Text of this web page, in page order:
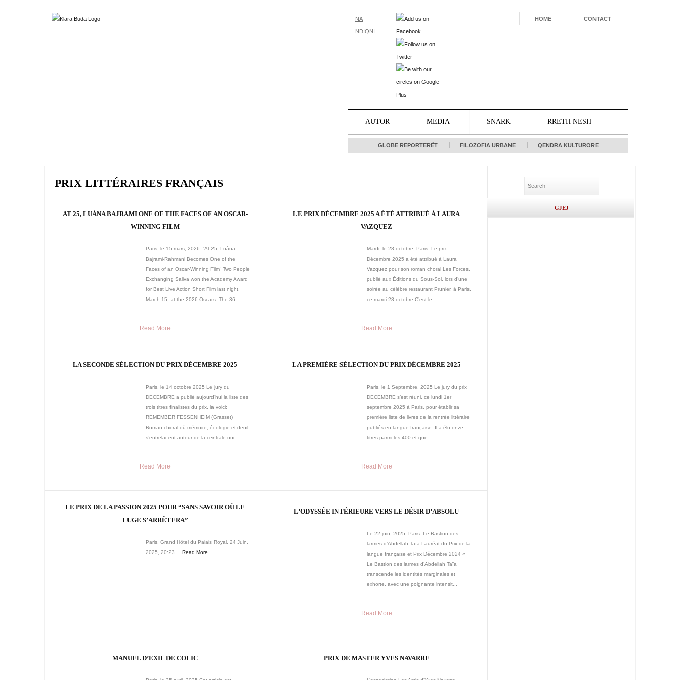
NA
NDIQNI
HOME CONTACT
AUTOR MEDIA SNARK RRETH NESH
GLOBE REPORTERËT FILOZOFIA URBANE QENDRA KULTURORE
PRIX LITTÉRAIRES FRANÇAIS
AT 25, LUÀNA BAJRAMI ONE OF THE FACES OF AN OSCAR-
WINNING FILM
Paris, le 15 mars, 2026. “At 25, Luàna
Bajrami-Rahmani Becomes One of the
Faces of an Oscar-Winning Film“ Two People
Exchanging Saliva won the Academy Award
for Best Live Action Short Film last night,
March 15, at the 2026 Oscars. The 36...
Read More
LE PRIX DÉCEMBRE 2025 A ÉTÉ ATTRIBUÉ À LAURA
VAZQUEZ
Mardi, le 28 octobre, Paris. Le prix
Décembre 2025 a été attribué à Laura
Vazquez pour son roman choral Les Forces,
publié aux Éditions du Sous-Sol, lors d’une
soirée au célèbre restaurant Prunier, à Paris,
ce mardi 28 octobre.C’est le...
Read More
LA SECONDE SÉLECTION DU PRIX DÉCEMBRE 2025
Paris, le 14 octobre 2025 Le jury du
DECEMBRE a publié aujourd’hui la liste des
trois titres finalistes du prix, la voici:
REMEMBER FESSENHEIM (Grasset)
Roman choral où mémoire, écologie et deuil
s’entrelacent autour de la centrale nuc...
Read More
LA PREMIÈRE SÉLECTION DU PRIX DÉCEMBRE 2025
Paris, le 1 Septembre, 2025 Le jury du prix
DECEMBRE s’est réuni, ce lundi 1er
septembre 2025 à Paris, pour établir sa
première liste de livres de la rentrée littéraire
publiés en langue française. Il a élu onze
titres parmi les 400 et que...
Read More
LE PRIX DE LA PASSION 2025 POUR “SANS SAVOIR OÙ LE
LUGE S’ARRÊTERA”
Paris, Grand Hôtel du Palais Royal, 24 Juin,
2025, 20:23 ... Read More
L’ODYSSÉE INTÉRIEURE VERS LE DÉSIR D’ABSOLU
Le 22 juin, 2025, Paris. Le Bastion des
larmes d’Abdellah Taïa Lauréat du Prix de la
langue française et Prix Décembre 2024 «
Le Bastion des larmes d’Abdellah Taïa
transcende les identités marginales et
exhorte, avec une poignante intensit...
Read More
MANUEL D’EXIL DE COLIC PRIX DE MASTER YVES NAVARRE